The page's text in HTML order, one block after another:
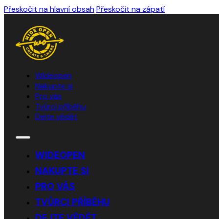
Přeskočit na hlavní obsahPřeskočit na zápatí
WIdeopen
Nakupte si
Pro vás
Tvůrci příběhu
Dejte vědět
WIDEOPEN
NAKUPTE SI
PRO VÁS
TVŮRCI PŘÍBĚHU